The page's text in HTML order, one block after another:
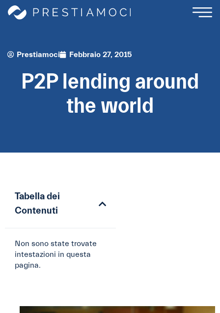
Prestiamoci Febbraio 27, 2015
P2P lending around
the world
Tabella dei
Contenuti
Non sono state trovate
intestazioni in questa
pagina.